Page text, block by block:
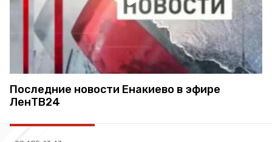
Последние новости Енакиево в эфире
ЛенТВ24